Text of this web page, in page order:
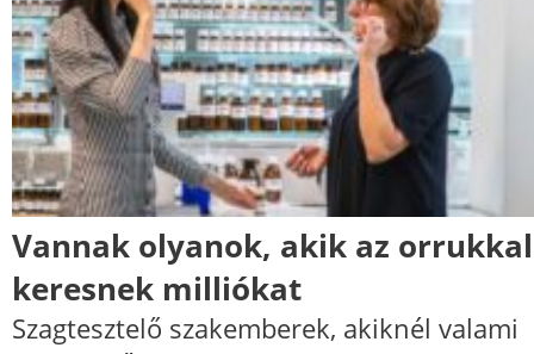
Vannak olyanok, akik az orrukkal
keresnek milliókat
Szagtesztelő szakemberek, akiknél valami